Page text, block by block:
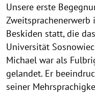
Unsere erste
Zweitsprachenerwerb
Beskiden statt, die
Universität
Michael war als
gelandet. Er
seiner